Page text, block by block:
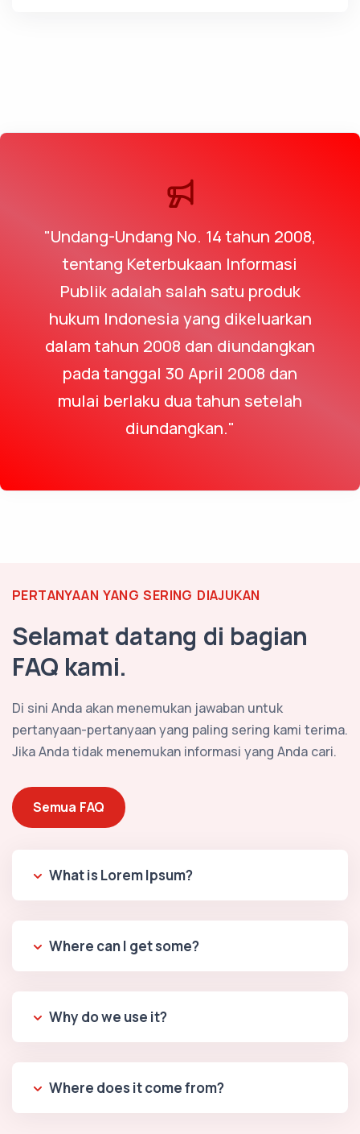
"Undang-Undang No. 14 tahun 2008,
tentang Keterbukaan Informasi
Publik adalah salah satu produk
hukum Indonesia yang dikeluarkan
dalam tahun 2008 dan diundangkan
pada tanggal 30 April 2008 dan
mulai berlaku dua tahun setelah
diundangkan."
PERTANYAAN YANG SERING DIAJUKAN
Selamat datang di bagian
FAQ kami.
Di sini Anda akan menemukan jawaban untuk
pertanyaan-pertanyaan yang paling sering kami terima.
Jika Anda tidak menemukan informasi yang Anda cari.
Semua FAQ
What is Lorem Ipsum?
Where can I get some?
Why do we use it?
Where does it come from?